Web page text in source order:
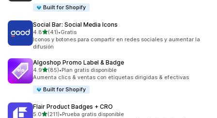
Built for Shopify
Social Bar: Social Media Icons
4.8de 5 estrellas
(41)
41 reseñas en total
•Gratis
Iconos y botones para compartir en redes sociales y aumentar la
difusión
Algoshop Promo Label & Badge
4.9de 5 estrellas
(85)
85 reseñas en total
•Plan gratis disponible
Aumenta clics & ventas con etiquetas dirigidas & efectivas
Built for Shopify
Flair Product Badges + CRO
5.0de 5 estrellas
(211)•Prueba gratis disponible